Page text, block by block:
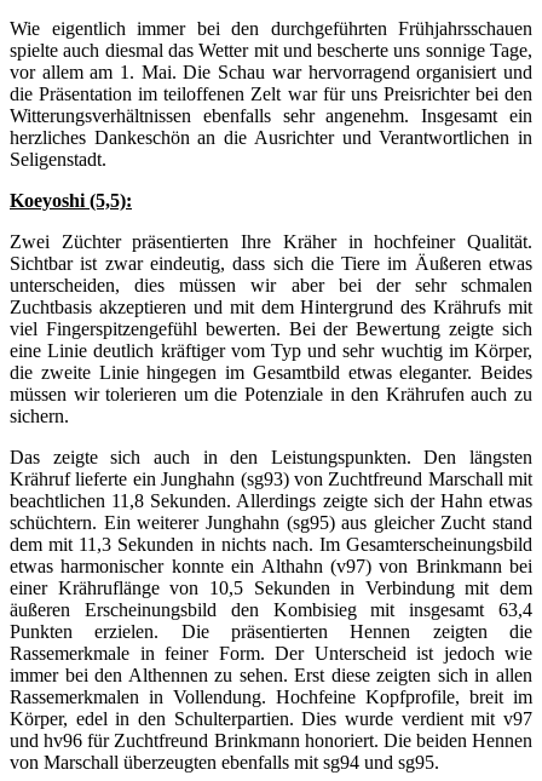
Wie eigentlich immer bei den durchgeführten Frühjahrsschauen
spielte auch diesmal das Wetter mit und bescherte uns sonnige Tage,
vor allem am 1. Mai. Die Schau war hervorragend organisiert und
die Präsentation im teiloffenen Zelt war für uns Preisrichter bei den
Witterungsverhältnissen ebenfalls sehr angenehm. Insgesamt ein
herzliches Dankeschön an die Ausrichter und Verantwortlichen in
Seligenstadt.
Koeyoshi (5,5):
Zwei Züchter präsentierten Ihre Kräher in hochfeiner Qualität.
Sichtbar ist zwar eindeutig, dass sich die Tiere im Äußeren etwas
unterscheiden, dies müssen wir aber bei der sehr schmalen
Zuchtbasis akzeptieren und mit dem Hintergrund des Krährufs mit
viel Fingerspitzengefühl bewerten. Bei der Bewertung zeigte sich
eine Linie deutlich kräftiger vom Typ und sehr wuchtig im Körper,
die zweite Linie hingegen im Gesamtbild etwas eleganter. Beides
müssen wir tolerieren um die Potenziale in den Krährufen auch zu
sichern.
Das zeigte sich auch in den Leistungspunkten. Den längsten
Krähruf lieferte ein Junghahn (sg93) von Zuchtfreund Marschall mit
beachtlichen 11,8 Sekunden. Allerdings zeigte sich der Hahn etwas
schüchtern. Ein weiterer Junghahn (sg95) aus gleicher Zucht stand
dem mit 11,3 Sekunden in nichts nach. Im Gesamterscheinungsbild
etwas harmonischer konnte ein Althahn (v97) von Brinkmann bei
einer Krähruflänge von 10,5 Sekunden in Verbindung mit dem
äußeren Erscheinungsbild den Kombisieg mit insgesamt 63,4
Punkten erzielen. Die präsentierten Hennen zeigten die
Rassemerkmale in feiner Form. Der Unterscheid ist jedoch wie
immer bei den Althennen zu sehen. Erst diese zeigten sich in allen
Rassemerkmalen in Vollendung. Hochfeine Kopfprofile, breit im
Körper, edel in den Schulterpartien. Dies wurde verdient mit v97
und hv96 für Zuchtfreund Brinkmann honoriert. Die beiden Hennen
von Marschall überzeugten ebenfalls mit sg94 und sg95.